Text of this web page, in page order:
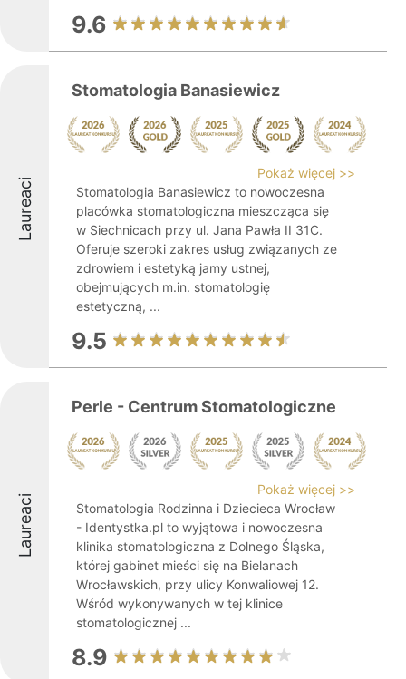
9.6
Laureaci
Stomatologia Banasiewicz
Pokaż więcej >>
Stomatologia Banasiewicz to nowoczesna
placówka stomatologiczna mieszcząca się
w Siechnicach przy ul. Jana Pawła II 31C.
Oferuje szeroki zakres usług związanych ze
zdrowiem i estetyką jamy ustnej,
obejmujących m.in. stomatologię
estetyczną, ...
9.5
Laureaci
Perle - Centrum Stomatologiczne
Pokaż więcej >>
Stomatologia Rodzinna i Dziecieca Wrocław
- Identystka.pl to wyjątowa i nowoczesna
klinika stomatologiczna z Dolnego Śląska,
której gabinet mieści się na Bielanach
Wrocławskich, przy ulicy Konwaliowej 12.
Wśród wykonywanych w tej klinice
stomatologicznej ...
8.9